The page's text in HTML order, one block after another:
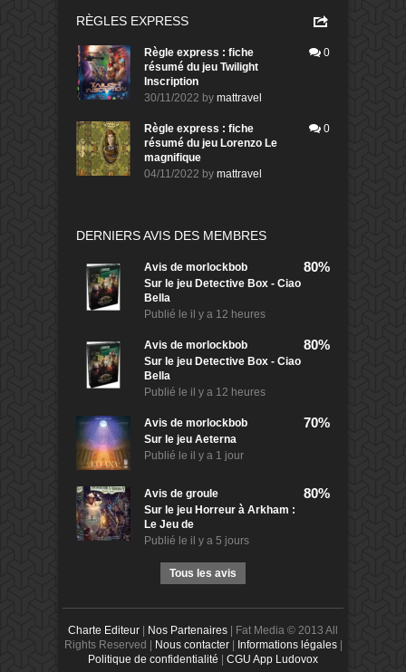
RÈGLES EXPRESS
Règle express : fiche
résumé du jeu Twilight
Inscription
30/11/2022 by mattravel
0
Règle express : fiche
résumé du jeu Lorenzo Le
magnifique
04/11/2022 by mattravel
0
DERNIERS AVIS DES MEMBRES
Avis de morlockbob
Sur le jeu Detective Box - Ciao
Bella
Publié le il y a 12 heures
80%
Avis de morlockbob
Sur le jeu Detective Box - Ciao
Bella
Publié le il y a 12 heures
80%
Avis de morlockbob
Sur le jeu Aeterna
Publié le il y a 1 jour
70%
Avis de groule
Sur le jeu Horreur à Arkham :
Le Jeu de
Publié le il y a 5 jours
80%
Tous les avis
Charte Editeur Nos Partenaires | Fat Media © 2013 All
Rights Reserved |
Nous contacter| Informations légales|
Politique de confidentialité
CGU App Ludovox